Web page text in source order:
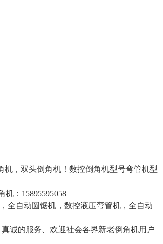
，双头倒角机！数控倒角机型号弯管机型
：15895595058
全自动圆锯机，数控液压弯管机，全自动
诚的服务、欢迎社会各界新老倒角机用户